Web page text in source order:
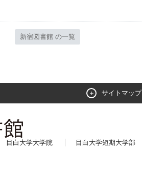
新宿図書館 の一覧
サイトマップ
目白大学大学院 目白大学短期大学部